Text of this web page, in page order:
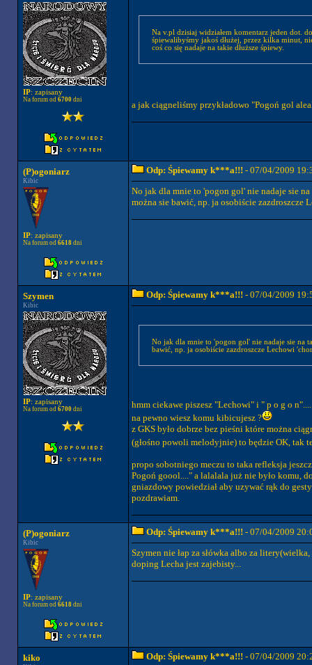
IP: zapisany
Na forum od 6700dni
Na v.pl dzisiaj widziałem komentarz jeden dot.
śpiewalibyśmy jakoś dłużej, przez kilka minut,
coś co się nadaje na takie dłuższe śpiewy.
a jak ciągneliśmy przykładowo "Pogoń gol
(P)ogoniarz
Kibic
IP: zapisany
Na forum od 6618dni
Odp: Śpiewamy k***a!!! - 07/04/2009
No jak dla mnie to 'pogon gol' nie nadaje sie
można sie bawić, np. ja osobiście zazdroszcze
Szymen
Kibic
IP: zapisany
Na forum od 6700dni
Odp: Śpiewamy k***a!!! - 07/04/2009
No jak dla mnie to 'pogon gol' nie nadaje sie na
bawić, np. ja osobiście zazdroszcze Lechowi
hmm ciekawe piszesz "Lechowi" i " p o g o
na pewno wiesz komu kibicujesz ?
z GKS było dobrze bez pieśni które można
(głośno powoli melodyjnie) to będzie OK, tak
propo sobotniego meczu to taka refleksja
Pogoń goool...." a lalalala już nie było komu,
gniazdowy powiedział aby uzywać rąk do
pozdrawiam.
(P)ogoniarz
Kibic
IP: zapisany
Na forum od 6618dni
Odp: Śpiewamy k***a!!! - 07/04/2009
Szymen nie łap za słówka albo za
doping Lecha jest zajebisty...
kiko Odp: Śpiewamy k***a!!! - 07/04/2009